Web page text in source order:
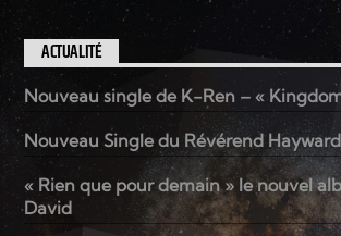
ACTUALITÉ
Nouveau single de K-Ren – «
Nouveau Single du Révérend
« Rien que pour demain » le nouvel
David